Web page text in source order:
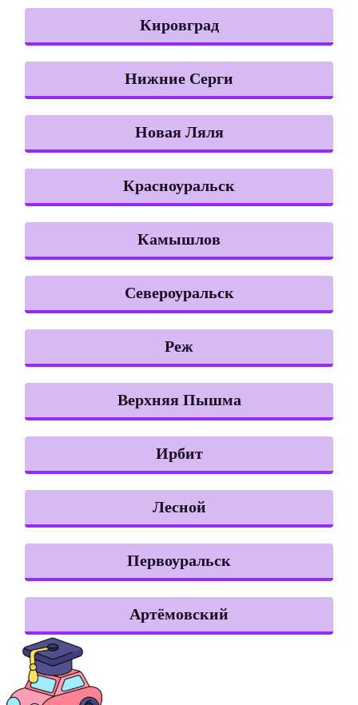
Кировград
Нижние Серги
Новая Ляля
Красноуральск
Камышлов
Североуральск
Реж
Верхняя Пышма
Ирбит
Лесной
Первоуральск
Артёмовский